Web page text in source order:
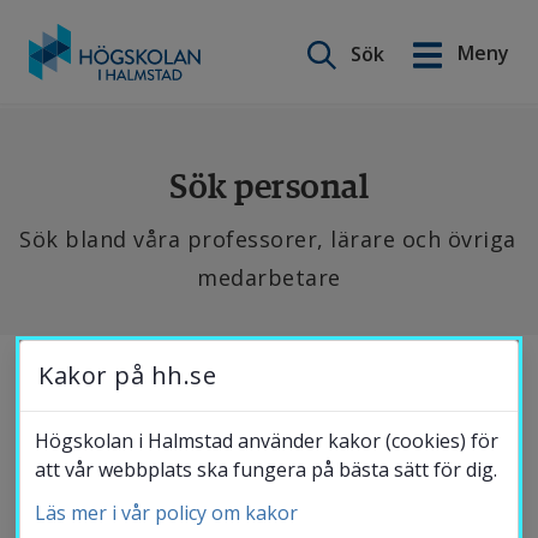
Sök
Meny
Sök personal
Sök bland våra professorer, lärare och övriga
medarbetare
senaste
publikationerna,
hitta
SÖK PÅ NYTT
Sökresultat
Sökparametrar:
Avdelning:
English
Utbildning
Forskning
Samverkan
Om Högskolan
Kakor på hh.se
Högskolan i Halmstad använder kakor (cookies) för
att vår webbplats ska fungera på bästa sätt för dig.
Läs mer i vår policy om kakor